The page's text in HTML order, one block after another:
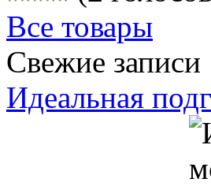
Все товары
Свежие записи
Идеальная